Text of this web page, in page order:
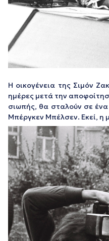
Η οικογένεια της Σιμόν
ημέρες μετά την
σιωπής, θα σταλούν σε ένα
Μπέργκεν Μπέλσεν. Εκεί, η